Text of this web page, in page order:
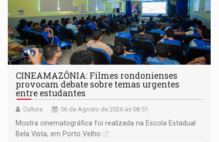
CINEAMAZÔNIA: Filmes rondonienses
provocam debate sobre temas urgentes
entre estudantes
Cultura 06 de Agosto de 2026 às 08:51
Mostra cinematográfica foi realizada na Escola Estadual
Bela Vista, em Porto Velho